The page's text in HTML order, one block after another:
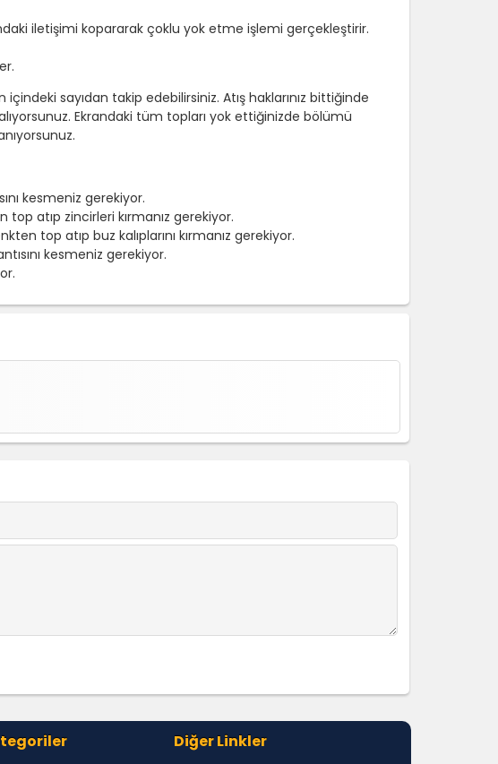
iletişimi kopararak çoklu yok etme işlemi gerçekleştirir.
içindeki sayıdan takip edebilirsiniz. Atış haklarınız bittiğinde
Ekrandaki tüm topları yok ettiğinizde bölümü
kesmeniz gerekiyor.
atıp zincirleri kırmanız gerekiyor.
top atıp buz kalıplarını kırmanız gerekiyor.
kesmeniz gerekiyor.
Diğer Linkler